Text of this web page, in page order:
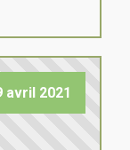
avril 2021